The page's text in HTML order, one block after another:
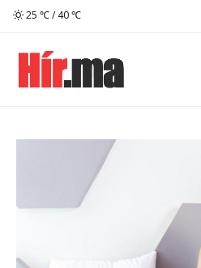
25 ℃ / 40 ℃